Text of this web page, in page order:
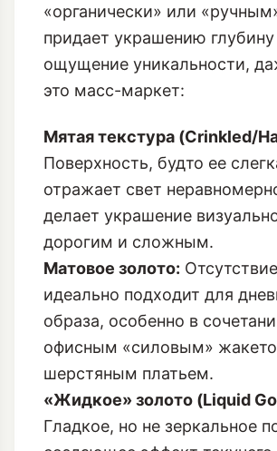
«органически» или
придает украшению глубину
ощущение уникальности,
это масс-маркет:
Мятая текстура (Crinkled/
Поверхность, будто ее
отражает свет
делает украшение
дорогим и сложным.
Матовое золото:
идеально подходит для
образа, особенно в
офисным «силовым»
шерстяным платьем.
«Жидкое» золото (Liquid
Гладкое, но не зеркальное